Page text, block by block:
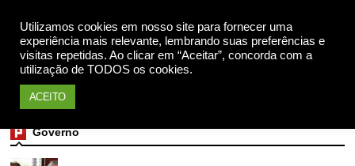
Utilizamos cookies em nosso site para fornecer uma
experiência mais relevante, lembrando suas preferências e
visitas repetidas. Ao clicar em “Aceitar”, concorda com a
utilização de TODOS os cookies.
ACEITO
Governo